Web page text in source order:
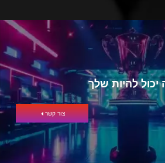
להיות שלך
צור קשר